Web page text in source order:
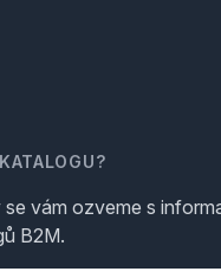
vám ozveme s
B2M.